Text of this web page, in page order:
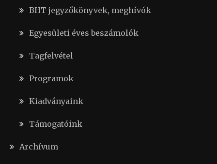
BHT jegyzőkönyvek, meghívók
Egyesületi éves beszámolók
Tagfelvétel
Programok
Kiadványaink
Támogatóink
Archívum